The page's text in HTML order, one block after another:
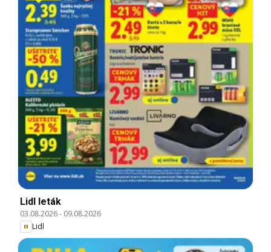
Lidl leták
03.08.2026- 09.08.2026
Lidl